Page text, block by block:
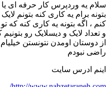
سلام یه وردپرس کار حرفه ای
بتونه برام یه کاری کنه بتونم
کنم ، اگه بتونه یه کاری کنه که
و تعداد لایک و دیسلایک رو
از دوستان اومدن نتونستن
راضی نبودم
اینم ادرس سایت